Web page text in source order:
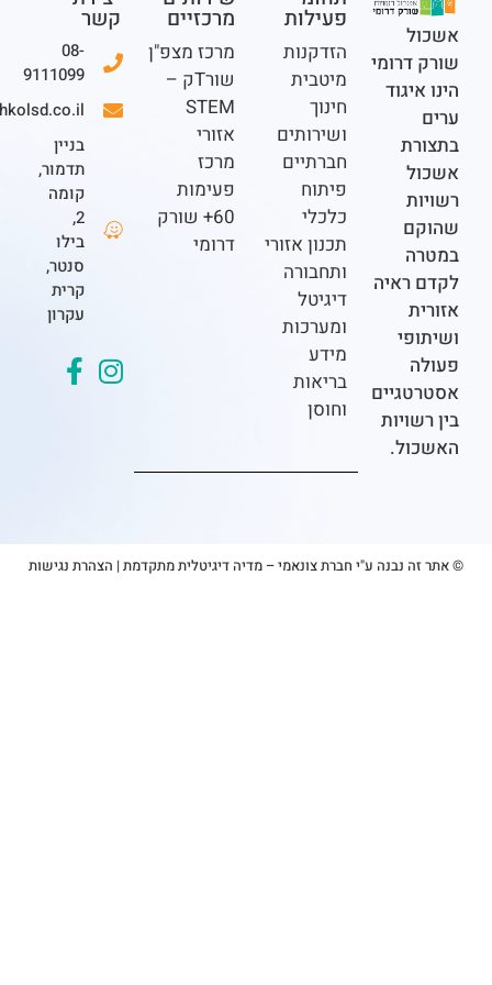
פעילות
הזדקנות
מיטבית
ושירותים
חברתיים
פיתוח
כלכלי
תכנון אזורי
ותחבורה
דיגיטל
ומערכות
מידע
בריאות
וחוסן
מרכזיים
מרכז מצפ"ן
אזורי
מרכז
פעימות
60+ שורק
דרומי
קשר
08-
9111099
office@eshkolsd.co.il
2,
נבנה ע"י חברת צונאמי – מדיה דיגיטלית מתקדמת|הצהרת נגישות